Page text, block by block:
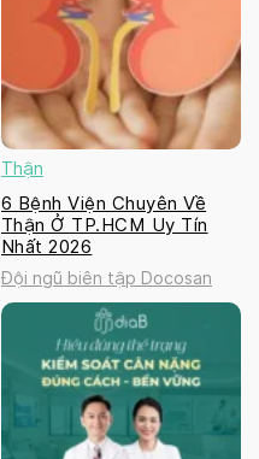
Thận
6 Bệnh Viện Chuyên Về
Thận Ở TP.HCM Uy Tín
Nhất 2026
Đội ngũ biên tập Docosan